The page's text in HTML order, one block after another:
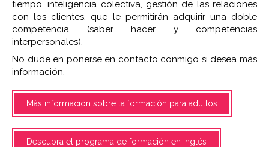
tiempo, inteligencia colectiva, gestión de las relaciones
con los clientes, que le permitirán adquirir una doble
competencia (saber hacer y competencias
interpersonales).
No dude en ponerse en contacto conmigo si desea más
información.
Más información sobre la formación para adultos
Descubra el programa de formación en inglés